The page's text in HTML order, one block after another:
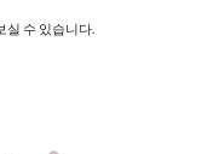
실 수 있습니다.